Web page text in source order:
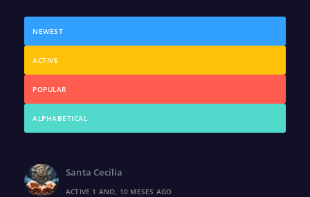
NEWEST
ACTIVE
POPULAR
ALPHABETICAL
Santa Cecília
ACTIVE 1 ANO, 10 MESES AGO